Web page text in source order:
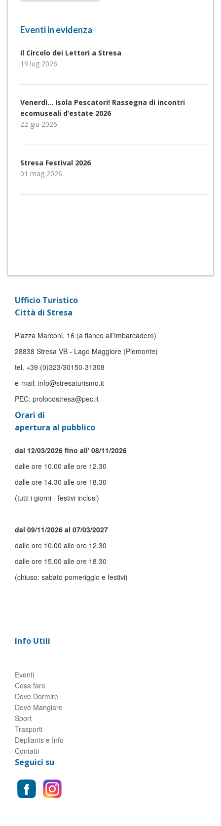
Eventi in evidenza
Il Circolo dei Lettori a Stresa
19 lug 2026
Venerdì… Isola Pescatori! Rassegna di incontri
ecomuseali d’estate 2026
22 giu 2026
Stresa Festival 2026
01 mag 2026
Ufficio Turistico
Città di Stresa
Piazza Marconi, 16 (a fianco all'Imbarcadero)
28838 Stresa VB - Lago Maggiore (Piemonte)
tel. +39 (0)323/30150-31308
e-mail: info@stresaturismo.it
PEC: prolocostresa@pec.it
Orari di
apertura al pubblico
dal 12/03/2026 fino all' 08/11/2026
dalle ore 10.00 alle ore 12.30
dalle ore 14.30 alle ore 18.30
(tutti i giorni - festivi inclusi)
dal 09/11/2026 al 07/03/2027
dalle ore 10.00 alle ore 12.30
dalle ore 15.00 alle ore 18.30
(chiuso: sabato pomeriggio e festivi)
Info Utili
Eventi
Cosa fare
Dove Dormire
Dove Mangiare
Sport
Trasporti
Depliants e Info
Contatti
Seguici su